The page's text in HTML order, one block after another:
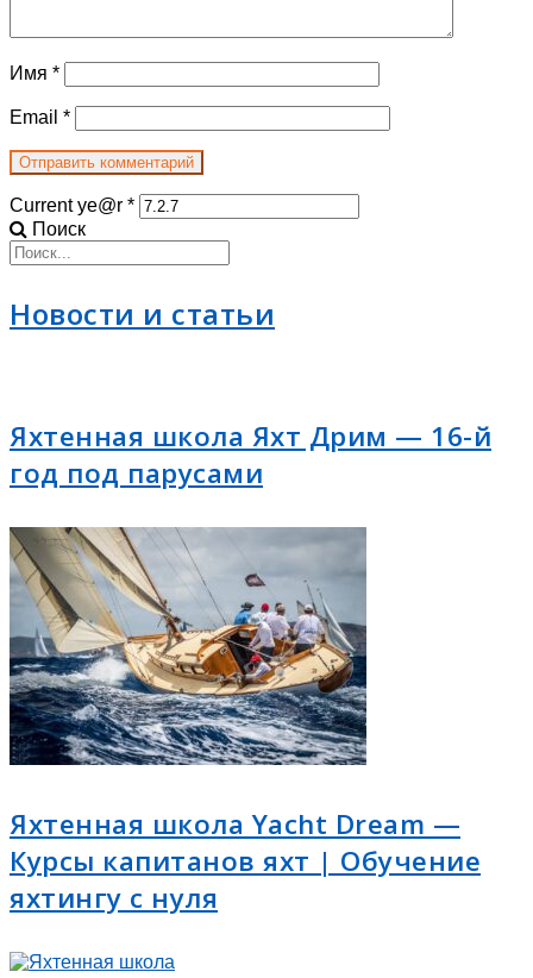
Имя *
Email *
Current ye@r *
Поиск
Новости и статьи
Яхтенная школа Яхт Дрим — 16-й
год под парусами
Яхтенная школа Yacht Dream —
Курсы капитанов яхт | Обучение
яхтингу с нуля